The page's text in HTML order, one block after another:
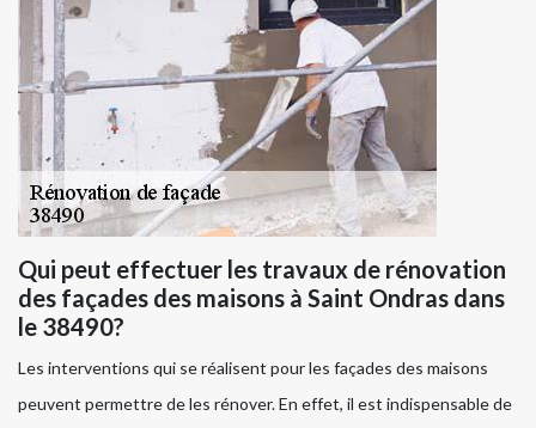
Qui peut effectuer les travaux de rénovation
des façades des maisons à Saint Ondras dans
le 38490?
Les interventions qui se réalisent pour les façades des maisons
peuvent permettre de les rénover. En effet, il est indispensable de